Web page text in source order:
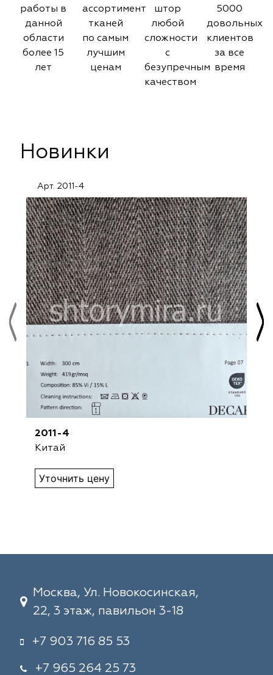
работы в
данной
области
более 15
лет
ассортимент
тканей
по самым
лучшим
ценам
штор
любой
сложности
с
безупречным
качеством
5000
довольных
клиентов
за все
время
Новинки
Арт. 2011-4
2011-4
Китай
Уточнить цену
Москва, Ул. Новокосинская,
22, 3 этаж, павильон 3-18
+7 903 716 85 53
+7 965 264 25 73